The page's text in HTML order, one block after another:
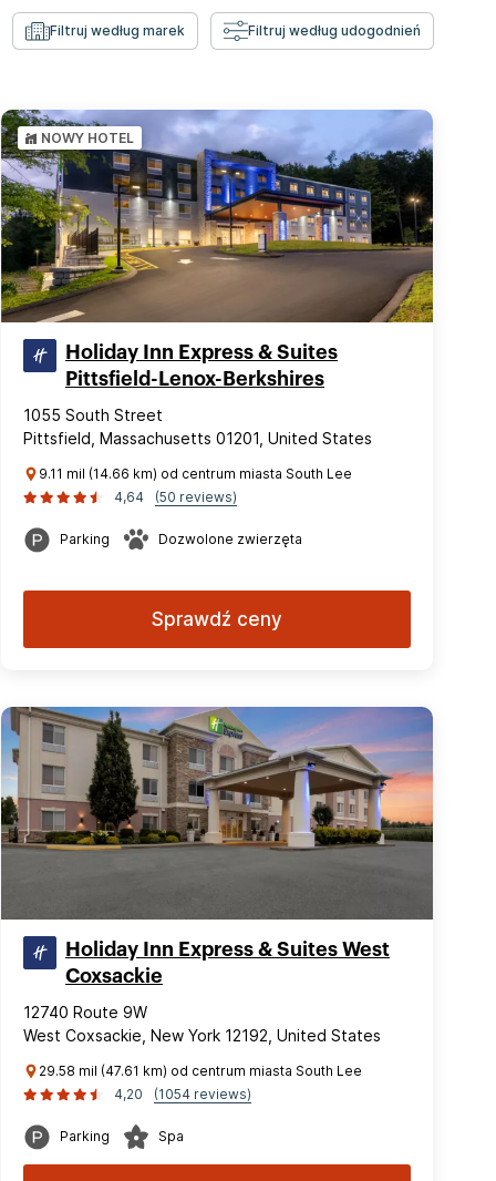
Filtruj według marek Filtruj według udogodnień
NOWY HOTEL
Holiday Inn Express & Suites
Pittsfield-Lenox-Berkshires
1055 South Street
Pittsfield, Massachusetts 01201, United States
9.11 mil (14.66 km) od centrum miasta South Lee
4,64
(50 reviews)
Parking Dozwolone zwierzęta
Sprawdź ceny
Holiday Inn Express & Suites West
Coxsackie
12740 Route 9W
West Coxsackie, New York 12192, United States
29.58 mil (47.61 km) od centrum miasta South Lee
4,20
(1054 reviews)
Parking Spa